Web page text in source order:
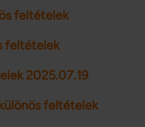
feltételek
feltételek
2025.07.19
feltételek